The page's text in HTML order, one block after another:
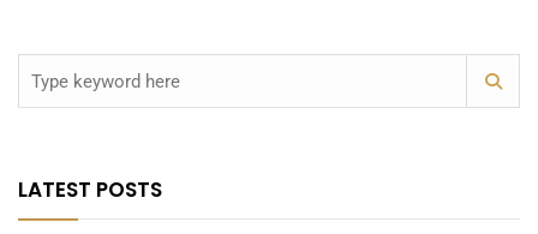
LATEST POSTS